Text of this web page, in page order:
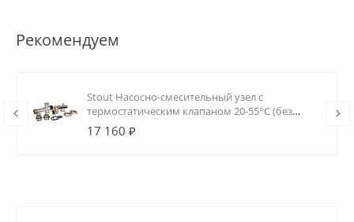
Рекомендуем
Stout Насосно-смесительный узел с
термостатическим клапаном 20-55°C (без
насоса)
17 160 ₽